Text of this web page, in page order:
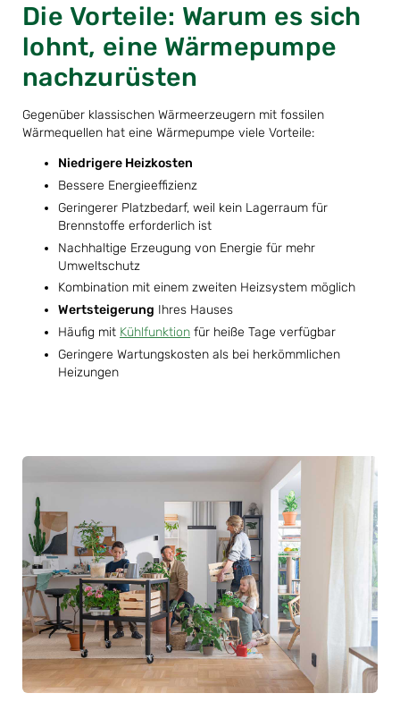
Die Vorteile: Warum es sich
lohnt, eine Wärmepumpe
nachzurüsten
Gegenüber klassischen Wärmeerzeugern mit fossilen
Wärmequellen hat eine Wärmepumpe viele Vorteile:
Niedrigere Heizkosten
Bessere Energieeffizienz
Geringerer Platzbedarf, weil kein Lagerraum für
Brennstoffe erforderlich ist
Nachhaltige Erzeugung von Energie für mehr
Umweltschutz
Kombination mit einem zweiten Heizsystem möglich
Wertsteigerung Ihres Hauses
Häufig mit Kühlfunktion für heiße Tage verfügbar
Geringere Wartungskosten als bei herkömmlichen
Heizungen